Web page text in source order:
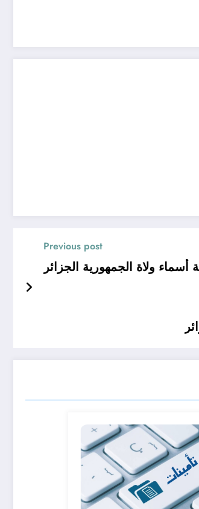
Previous post
ولاة الجمهورية الجزائر